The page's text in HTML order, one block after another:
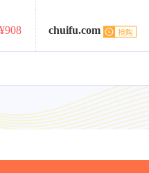
¥908 chuifu.com